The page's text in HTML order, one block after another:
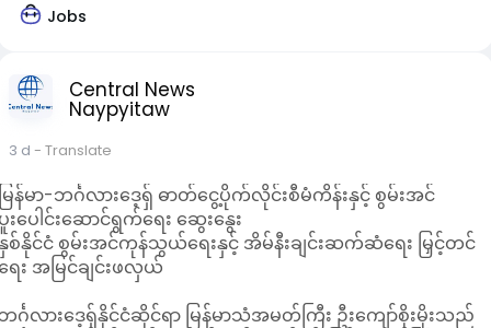
Jobs
Central News
Naypyitaw
3 d - Translate
ြန်မာ-ဘင်္ဂလားဒေ့ရှ် ဓာတ်ငွေ့ပိုက်လိုင်းစီမံကိန်းနှင့် စွမ်းအင်
းပေါင်းဆောင်ရွက်ရေး ဆွေးနွေး
စ်နိုင်ငံ စွမ်းအင်ကုန်သွယ်ရေးနှင့် အိမ်နီးချင်းဆက်ဆံရေး မြှင့်တင်
ေး အမြင်ချင်းဖလှယ်
င်္ဂလားဒေ့ရှ်နိုင်ငံဆိုင်ရာ မြန်မာသံအမတ်ကြီး ဦးကျော်စိုးမိုးသည်